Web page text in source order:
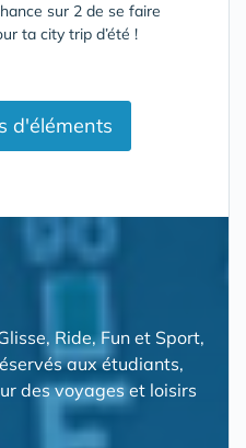
sur 2 de se faire
ta city trip d’été !
d'éléments
Ride, Fun et Sport,
aux étudiants,
des voyages et loisirs